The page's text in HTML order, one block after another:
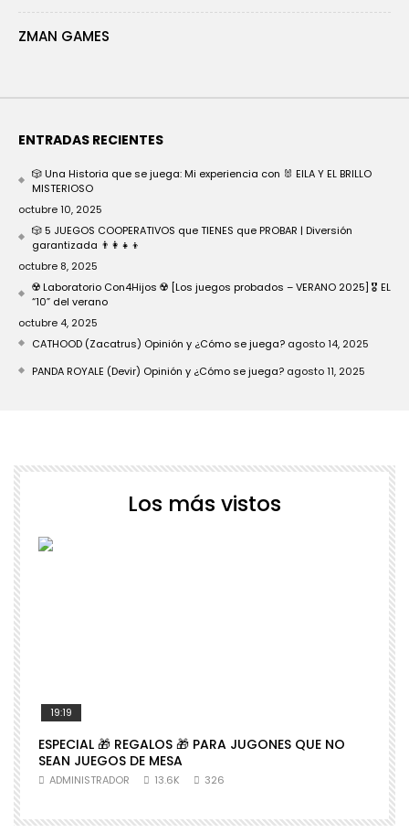
ZMAN GAMES
ENTRADAS RECIENTES
🎲 Una Historia que se juega: Mi experiencia con 🐰 EILA Y EL BRILLO
MISTERIOSO
octubre 10, 2025
🎲 5 JUEGOS COOPERATIVOS que TIENES que PROBAR | Diversión
garantizada 👨‍👩‍👧‍👦
octubre 8, 2025
☢️ Laboratorio Con4Hijos ☢️ [Los juegos probados – VERANO 2025] 🎖️ EL
“10” del verano
octubre 4, 2025
CATHOOD (Zacatrus) Opinión y ¿Cómo se juega? agosto 14, 2025
PANDA ROYALE (Devir) Opinión y ¿Cómo se juega? agosto 11, 2025
Los más vistos
19:19
ESPECIAL 🎁 REGALOS 🎁 PARA JUGONES QUE NO
SEAN JUEGOS DE MESA
ADMINISTRADOR 13.6K 326